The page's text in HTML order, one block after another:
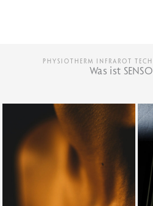
PHYSIOTHERM INFRAROT
Was ist